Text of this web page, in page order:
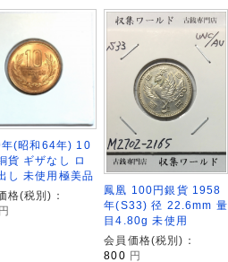
(昭和64年) 10
貨 ギザなし ロ
し 未使用極美品
格(税別)：
円
鳳凰 100円銀貨 1958
年(S33) 径 22.6mm 量
目4.80g 未使用
会員価格(税別)：
800 円